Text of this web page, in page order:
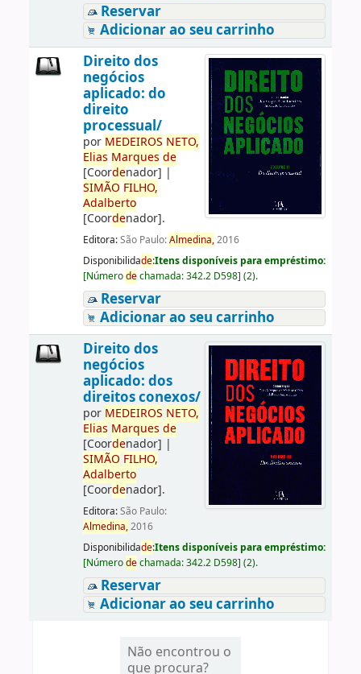
Reservar
Adicionar ao seu carrinho
Direito dos
negócios
aplicado: do
direito
processual/
por MEDEIROS NETO,
Elias Marques de
[Coordenador] |
SIMÃO FILHO,
Adalberto
[Coordenador].
Editora:São Paulo:Almedina,2016
Disponibilidade:Itens disponíveis para empréstimo:
[Númerodechamada:342.2 D598] (2).
Reservar
Adicionar ao seu carrinho
Direito dos
negócios
aplicado: dos
direitos conexos/
por MEDEIROS NETO,
Elias Marques de
[Coordenador] |
SIMÃO FILHO,
Adalberto
[Coordenador].
Editora:São Paulo:
Almedina,2016
Disponibilidade:Itens disponíveis para empréstimo:
[Númerodechamada:342.2 D598] (2).
Reservar
Adicionar ao seu carrinho
Não encontrou o
que procura?